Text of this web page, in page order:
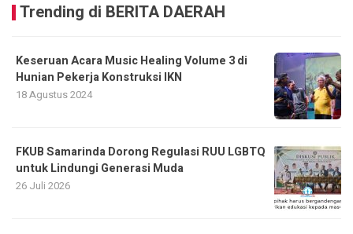
Trending di BERITA DAERAH
Keseruan Acara Music Healing Volume 3 di
Hunian Pekerja Konstruksi IKN
18 Agustus 2024
FKUB Samarinda Dorong Regulasi RUU LGBTQ
untuk Lindungi Generasi Muda
26 Juli 2026